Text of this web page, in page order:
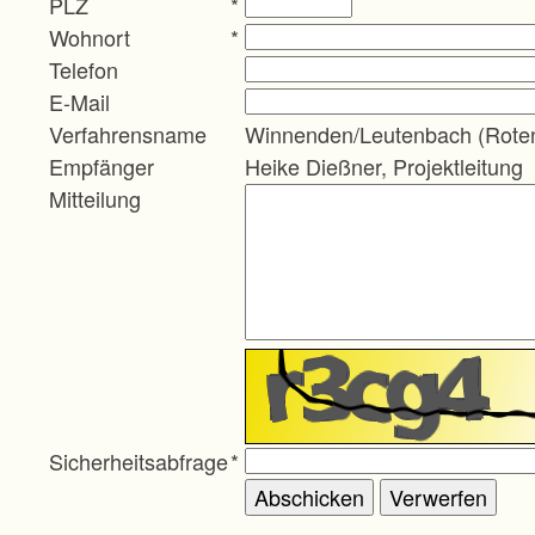
Wohnort
*
Telefon
E-Mail
Verfahrensname
Winnenden/Leutenbach
Empfänger
Heike Dießner, Projektleitung
Mitteilung
Sicherheitsabfrage*